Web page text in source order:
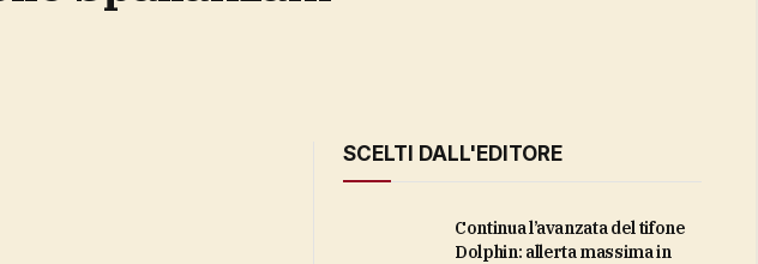
SCELTI DALL'EDITORE
Continua l’avanzata del tifone
Dolphin: allerta massima in